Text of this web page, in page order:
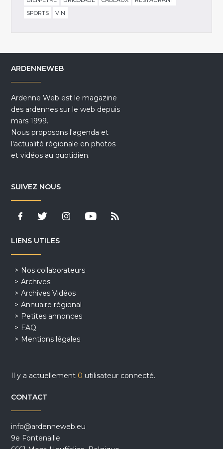
SPORTS
VIN
ARDENNEWEB
Ardenne Web est le magazine
des ardennes sur le web depuis
mars 1999.
Nous proposons l'agenda et
l'actualité régionale en photos
et vidéos au quotidien.
SUIVEZ NOUS
LIENS UTILES
Nos collaborateurs
Archives
Archives Vidéos
Annuaire régional
Petites annonces
FAQ
Mentions légales
Il y a actuellement 0 utilisateur connecté.
CONTACT
info@ardenneweb.eu
9e Fontenaille